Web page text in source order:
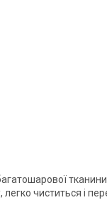
чиститься і